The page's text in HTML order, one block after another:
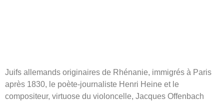
Juifs allemands originaires de Rhénanie, immigrés à Paris
après 1830, le poète-journaliste Henri Heine et le
compositeur, virtuose du violoncelle, Jacques Offenbach